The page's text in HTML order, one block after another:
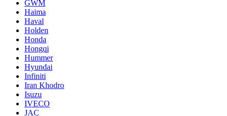
GWM
Haima
Haval
Holden
Honda
Hongqi
Hummer
Hyundai
Infiniti
Iran Khodro
Isuzu
IVECO
JAC